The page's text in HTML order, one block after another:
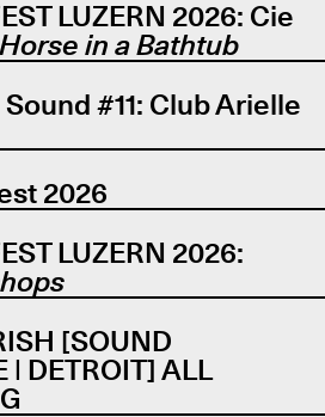
LUZERN 2026: Cie
in a Bathtub
#11: Club Arielle
2026
LUZERN 2026:
[SOUND
| DETROIT] ALL